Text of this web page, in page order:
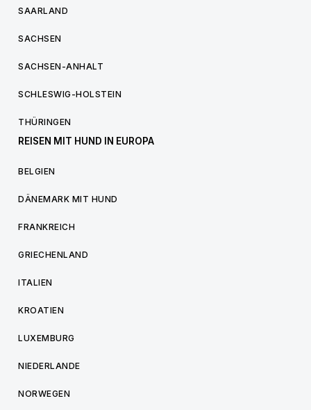
SAARLAND
SACHSEN
SACHSEN-ANHALT
SCHLESWIG-HOLSTEIN
THÜRINGEN
REISEN MIT HUND IN EUROPA
BELGIEN
DÄNEMARK MIT HUND
FRANKREICH
GRIECHENLAND
ITALIEN
KROATIEN
LUXEMBURG
NIEDERLANDE
NORWEGEN